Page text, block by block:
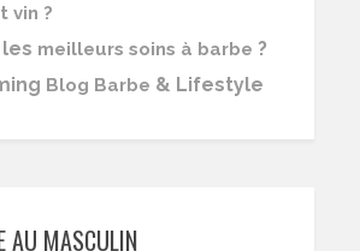
vin ?
meilleurs soins à barbe ?
Blog Barbe & Lifestyle
AU MASCULIN